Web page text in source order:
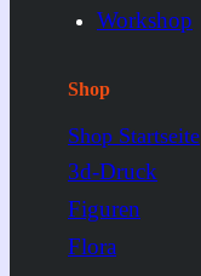
Workshop
Shop
Shop Startseite
3d-Druck
Figuren
Flora